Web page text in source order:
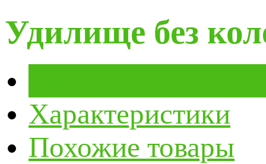
Удилище без
Характеристики
Похожие товары